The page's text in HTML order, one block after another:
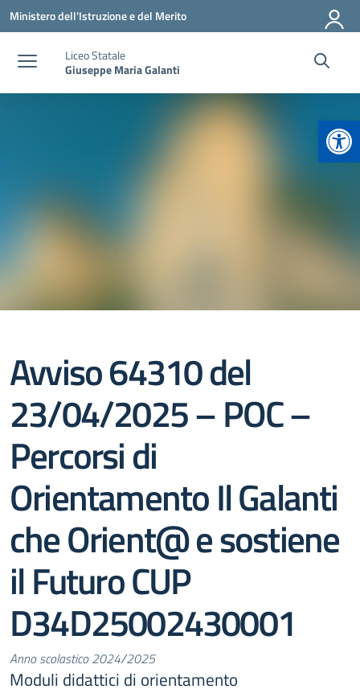
Vai ai contenuti
Vai al menu di navigazione
Vai al footer
Ministero dell'Istruzione e del Merito
Liceo Statale
Giuseppe Maria Galanti
Avviso 64310 del
23/04/2025 – POC –
Percorsi di
Orientamento Il Galanti
che Orient@ e sostiene
il Futuro CUP
D34D25002430001
Anno scolastico 2024/2025
Moduli didattici di orientamento